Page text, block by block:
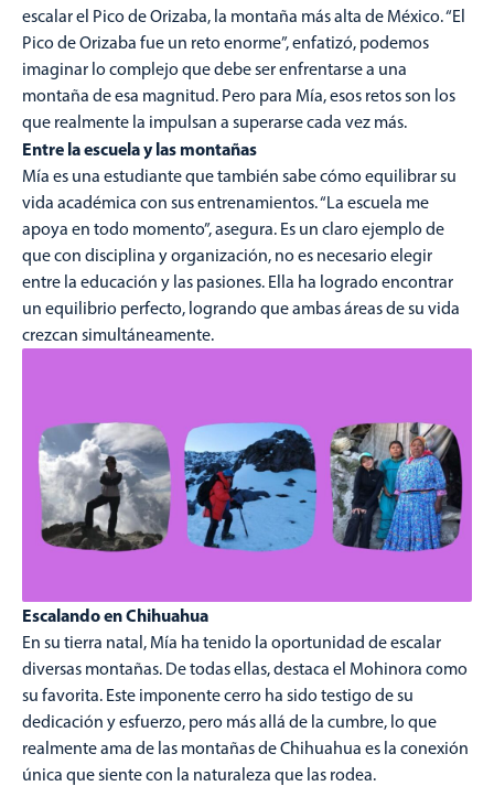
escalar el Pico de Orizaba, la montaña más alta de México. “El
Pico de Orizaba fue un reto enorme”, enfatizó, podemos
imaginar lo complejo que debe ser enfrentarse a una
montaña de esa magnitud. Pero para Mía, esos retos son los
que realmente la impulsan a superarse cada vez más.
Entre la escuela y las montañas
Mía es una estudiante que también sabe cómo equilibrar su
vida académica con sus entrenamientos. “La escuela me
apoya en todo momento”, asegura. Es un claro ejemplo de
que con disciplina y organización, no es necesario elegir
entre la educación y las pasiones. Ella ha logrado encontrar
un equilibrio perfecto, logrando que ambas áreas de su vida
crezcan simultáneamente.
Escalando en Chihuahua
En su tierra natal, Mía ha tenido la oportunidad de escalar
diversas montañas. De todas ellas, destaca el Mohinora como
su favorita. Este imponente cerro ha sido testigo de su
dedicación y esfuerzo, pero más allá de la cumbre, lo que
realmente ama de las montañas de Chihuahua es la conexión
única que siente con la naturaleza que las rodea.